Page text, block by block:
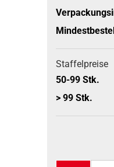
Staffelpreise
50-99 Stk.
> 99 Stk.